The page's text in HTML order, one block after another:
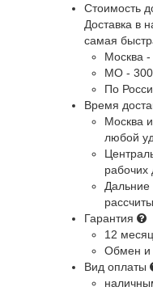
Стоимость
Доставка в
самая
Москва -
МО -
По
Время
Москва
любой
рабочих
Дальние
Гарантия
12
Обмен и
Вид оплаты